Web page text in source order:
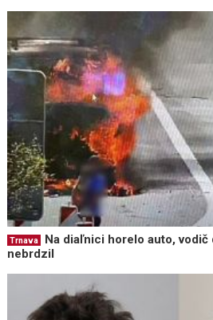
Trnava
Na diaľnici horelo auto,
nebrdzil